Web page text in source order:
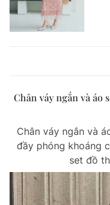
Chân váy ngắn và áo
Chân váy ngắn và
đầy phóng khoáng
set đồ